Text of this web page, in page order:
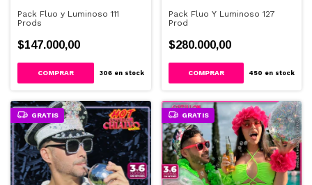
Pack Fluo y Luminoso 111
Prods
$147.000,00
306en stock
Pack Fluo Y Luminoso 127
Prod
$280.000,00
450 en stock
GRATIS GRATIS